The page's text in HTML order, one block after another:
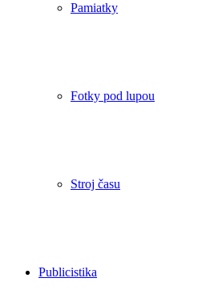
Pamiatky
Fotky pod lupou
Stroj času
Publicistika